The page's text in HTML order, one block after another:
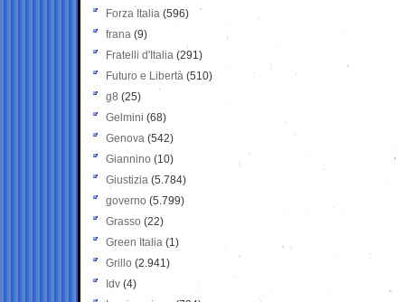
Forza Italia (596)
frana (9)
Fratelli d'Italia (291)
Futuro e Libertà (510)
g8 (25)
Gelmini (68)
Genova (542)
Giannino (10)
Giustizia (5.784)
governo (5.799)
Grasso (22)
Green Italia (1)
Grillo (2.941)
Idv (4)